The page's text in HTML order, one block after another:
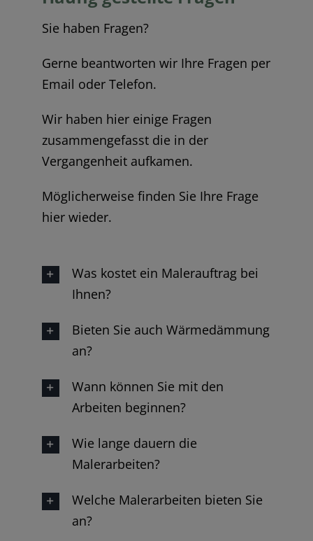
Sie haben Fragen?
Gerne beantworten wir Ihre Fragen per
Email oder Telefon.
Wir haben hier einige Fragen
zusammengefasst die in der
Vergangenheit aufkamen.
Möglicherweise finden Sie Ihre Frage
hier wieder.
Was kostet ein Malerauftrag bei
Ihnen?
Bieten Sie auch Wärmedämmung
an?
Wann können Sie mit den
Arbeiten beginnen?
Wie lange dauern die
Malerarbeiten?
Welche Malerarbeiten bieten Sie
an?